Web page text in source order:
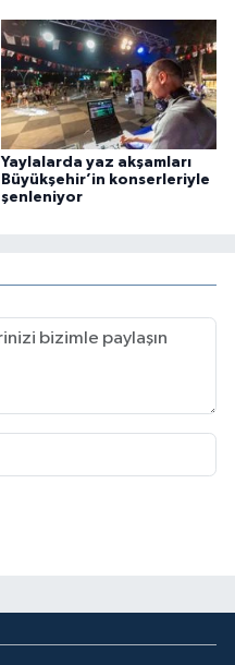
Yaylalarda yaz akşamları
Büyükşehir’in konserleriyle
şenleniyor